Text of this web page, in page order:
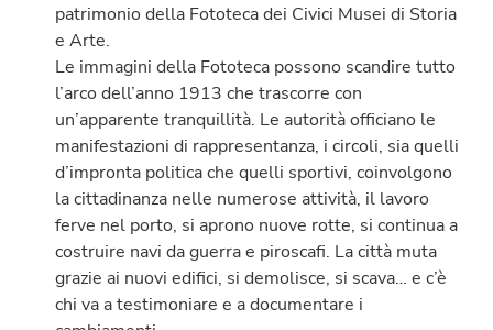
patrimonio della Fototeca dei Civici Musei di Storia
e Arte.
Le immagini della Fototeca possono scandire tutto
l’arco dell’anno 1913 che trascorre con
un’apparente tranquillità. Le autorità officiano le
manifestazioni di rappresentanza, i circoli, sia quelli
d’impronta politica che quelli sportivi, coinvolgono
la cittadinanza nelle numerose attività, il lavoro
ferve nel porto, si aprono nuove rotte, si continua a
costruire navi da guerra e piroscafi. La città muta
grazie ai nuovi edifici, si demolisce, si scava… e c’è
chi va a testimoniare e a documentare i